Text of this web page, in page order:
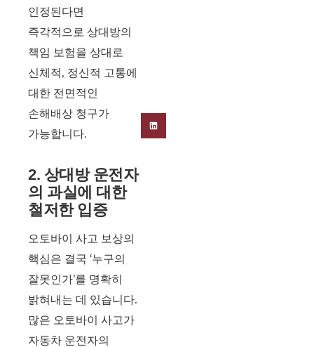
인정된다면
즉각적으로 상대방의
책임 보험을 상대로
신체적, 정신적 고통에
대한 전면적인
손해배상 청구가
가능합니다.
2. 상대방 운전자
의 과실에 대한
철저한 입증
오토바이 사고 보상의
핵심은 결국 ‘누구의
잘못인가’를 명확히
밝혀내는 데 있습니다.
많은 오토바이 사고가
자동차 운전자의